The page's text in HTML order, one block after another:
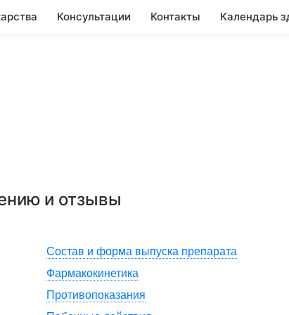
Консультации Контакты Календарь
и отзывы
Состав и форма выпуска препарата
Фармакокинетика
Противопоказания